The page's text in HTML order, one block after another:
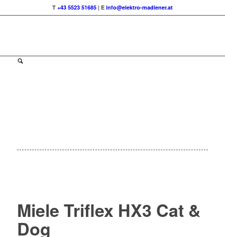
T +43 5523 51685| E info@elektro-madlener.at
30€
Miele Triflex HX3 Cat &
Dog